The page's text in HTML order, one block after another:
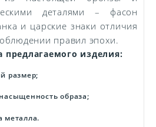
деталями – фасон
и царские знаки отличия
правил эпохи.
предлагаемого изделия:
размер;
образа;
металла.